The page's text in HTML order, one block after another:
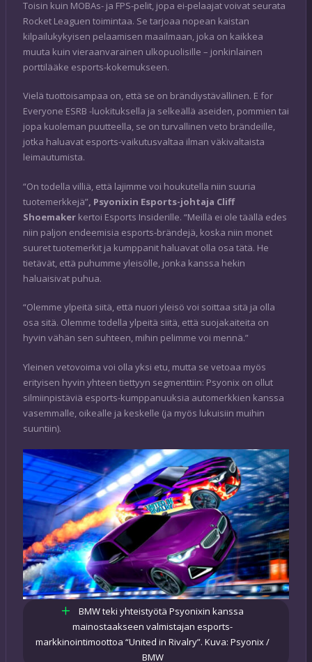
Toisin kuin MOBAs- ja FPS-pelit, jopa ei-pelaajat voivat seurata
Rocket Leaguen toimintaa. Se tarjoaa nopean kaistan
kilpailukykyisen pelaamisen maailmaan, joka on kaikkea
muuta kuin vieraanvarainen ulkopuolisille – jonkinlainen
porttilääke esports-kokemukseen.
Vielä tuottoisampaa on, että se on brändiystävällinen. E for
Everyone ESRB -luokituksella ja selkeällä aseiden, pommien tai
jopa kuoleman puutteella, se on turvallinen veto brändeille,
jotka haluavat esports-vaikutusvaltaa ilman väkivaltaista
leimautumista.
“On todella villiä, että lajimme voi houkutella niin suuria
tuotemerkkejä”, Psyonixin Esports-johtaja Cliff
Shoemaker kertoi Esports Insiderille. “Meillä ei ole täällä edes
niin paljon endeemisia esports-brändejä, koska niin monet
suuret tuotemerkit ja kumppanit haluavat olla osa tätä. He
tietävät, että puhumme yleisölle, jonka kanssa hekin
haluaisivat puhua.
“Olemme ylpeitä siitä, että nuori yleisö voi soittaa sitä ja olla
osa sitä. Olemme todella ylpeitä siitä, että suojakaiteita on
hyvin vähän sen suhteen, mihin pelimme voi mennä.”
Yleinen vetovoima voi olla yksi etu, mutta se vetoaa myös
erityisen hyvin yhteen tiettyyn segmenttiin: Psyonix on ollut
silmiinpistäviä esports-kumppanuuksia automerkkien kanssa
vasemmalle, oikealle ja keskelle (ja myös lukuisiin muihin
suuntiin).
BMW teki yhteistyötä Psyonixin kanssa
mainostaakseen valmistajan esports-
markkinointimoottoa “United in Rivalry”. Kuva: Psyonix /
BMW